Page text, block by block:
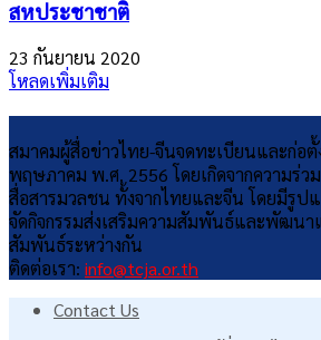
สหประชาชาติ
23 กันยายน 2020
โหลดเพิ่มเติม
สมาคมผู้สื่อข่าวไทย-จีนจดทะเบียนและก่อตั้
พฤษภาคม พ.ศ. 2556 โดยเกิดจากความร่
สื่อสารมวลชน ทั้งจากไทยและจีน โดยมีรูป
จัดกิจกรรมส่งเสริมความสัมพันธ์และพัฒนา
สัมพันธ์ระหว่างกัน
ติดต่อเรา: info@tcja.or.th
Contact Us